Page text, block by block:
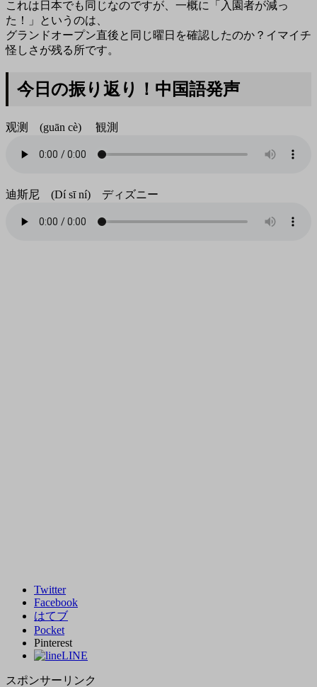
これは日本でも同じなのですが、一概に「入園者が減っ
た！」というのは、
グランドオープン直後と同じ曜日を確認したのか？イマイチ
怪しさが残る所です。
今日の振り返り！中国語発声
观测 (guān cè) 観測
迪斯尼 (Dí sī ní) ディズニー
Twitter
Facebook
はてブ
Pocket
Pinterest
LINE
スポンサーリンク